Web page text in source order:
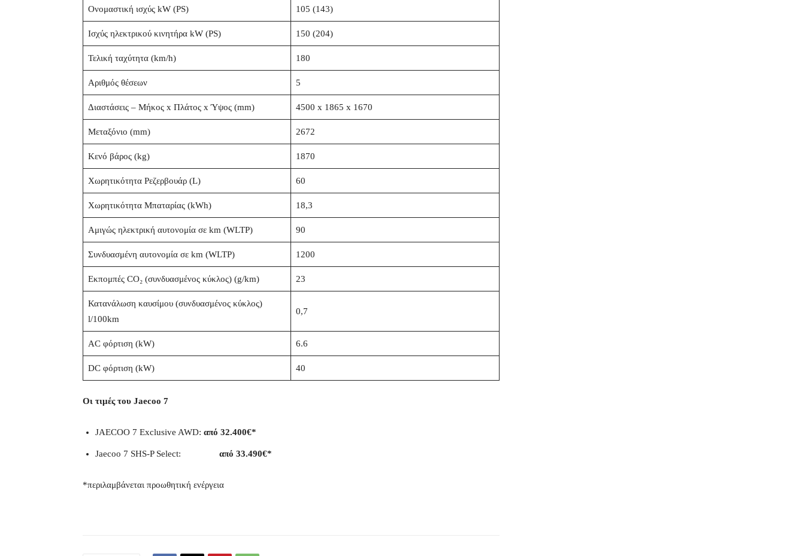
Ονομαστική ισχύς kW (PS) 105 (143)
Ισχύς ηλεκτρικού κινητήρα kW (PS) 150 (204)
Τελική ταχύτητα (km/h) 180
Αριθμός θέσεων 5
Διαστάσεις – Μήκος x Πλάτος x Ύψος (mm) 4500 x 1865 x 1670
Μεταξόνιο (mm) 2672
Κενό βάρος (kg) 1870
Χωρητικότητα Ρεζερβουάρ (L) 60
Χωρητικότητα Μπαταρίας (kWh) 18,3
Αμιγώς ηλεκτρική αυτονομία σε km (WLTP) 90
Συνδυασμένη αυτονομία σε km (WLTP) 1200
Εκπομπές CO₂ (συνδυασμένος κύκλος) (g/km) 23
Κατανάλωση καυσίμου (συνδυασμένος κύκλος)
l/100km
0,7
AC φόρτιση (kW) 6.6
DC φόρτιση (kW) 40
Οι τιμές του Jaecoo 7
JAECOO 7 Exclusive AWD: από 32.400€*
Jaecoo 7 SHS-P Select: από 33.490€*
*περιλαμβάνεται προωθητική ενέργεια